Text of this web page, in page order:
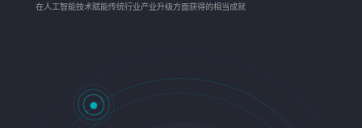
在人工智能技术赋能传统行业产业升级方面获得的相当成就